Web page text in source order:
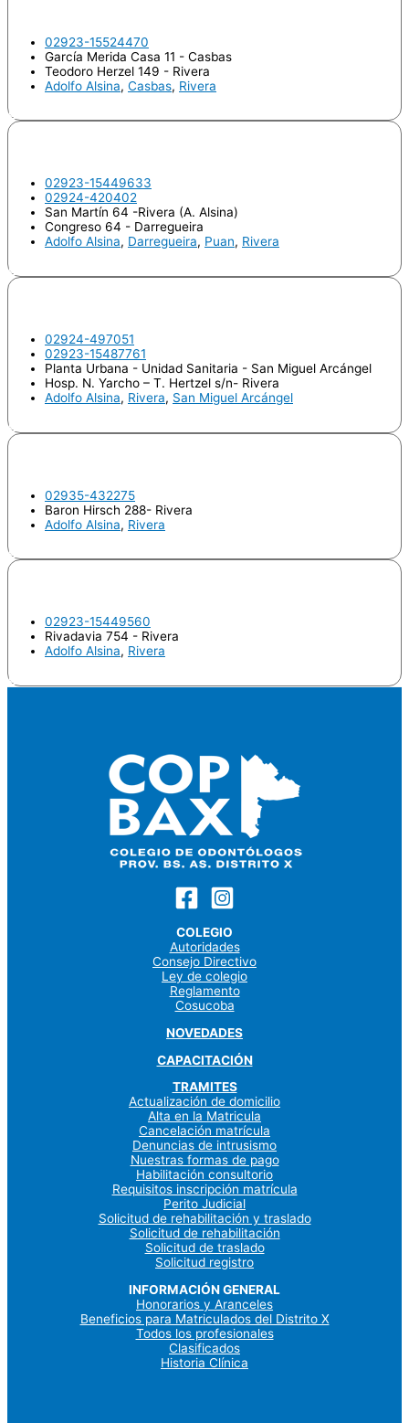
02923-15524470
García Merida Casa 11 - Casbas
Teodoro Herzel 149 - Rivera
Adolfo Alsina, Casbas, Rivera
Odontologo
02923-15449633
02924-420402
San Martín 64 -Rivera (A. Alsina)
Congreso 64 - Darregueira
Adolfo Alsina, Darregueira, Puan, Rivera
Odontologo
02924-497051
02923-15487761
Planta Urbana - Unidad Sanitaria - San Miguel Arcángel
Hosp. N. Yarcho – T. Hertzel s/n- Rivera
Adolfo Alsina, Rivera, San Miguel Arcángel
Odontologo
02935-432275
Baron Hirsch 288- Rivera
Adolfo Alsina, Rivera
Odontologo
02923-15449560
Rivadavia 754 - Rivera
Adolfo Alsina, Rivera
Odontologo
COLEGIO
Autoridades
Consejo Directivo
Ley de colegio
Reglamento
Cosucoba
NOVEDADES
CAPACITACIÓN
TRAMITES
Actualización de domicilio
Alta en la Matricula
Cancelación matrícula
Denuncias de intrusismo
Nuestras formas de pago
Habilitación consultorio
Requisitos inscripción matrícula
Perito Judicial
Solicitud de rehabilitación y traslado
Solicitud de rehabilitación
Solicitud de traslado
Solicitud registro
INFORMACIÓN GENERAL
Honorarios y Aranceles
Beneficios para Matriculados del Distrito X
Todos los profesionales
Clasificados
Historia Clínica